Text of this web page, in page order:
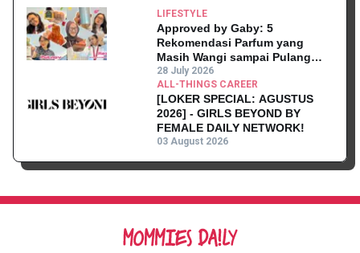
LIFESTYLE
Approved by Gaby: 5
Rekomendasi Parfum yang
Masih Wangi sampai Pulang
Kantor
28 July 2026
ALL-THINGS CAREER
[LOKER SPECIAL: AGUSTUS
2026] - GIRLS BEYOND BY
FEMALE DAILY NETWORK!
03 August 2026